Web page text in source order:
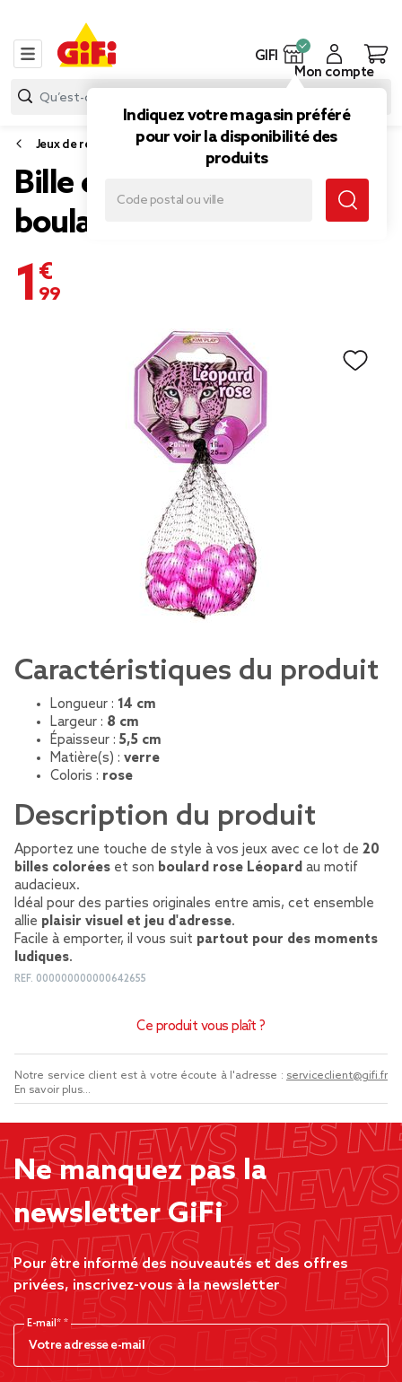
GIFI
Indiquez votre magasin préféré
pour voir la disponibilité des
produits
Mon compte
Jeux de récréation
Bille en verre x20 + 1
boulard rose Léopard
1,99 €
Caractéristiques du produit
Longueur : 14 cm
Largeur : 8 cm
Épaisseur : 5,5 cm
Matière(s) : verre
Coloris : rose
Description du produit
Apportez une touche de style à vos jeux avec ce lot de 20
billes colorées et son boulard rose Léopard au motif
audacieux.
Idéal pour des parties originales entre amis, cet ensemble
allie plaisir visuel et jeu d'adresse.
Facile à emporter, il vous suit partout pour des moments
ludiques.
REF. 000000000000642655
Ce produit vous plaît ?
Notre service client est à votre écoute à l'adresse : serviceclient@gifi.fr
En savoir plus...
Ne manquez pas la
newsletter GiFi
Pour être informé des nouveautés et des offres
privées, inscrivez-vous à la newsletter
E-mail*